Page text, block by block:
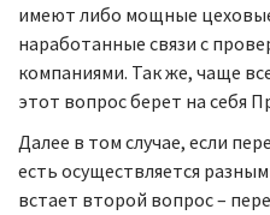
имеют либо мощные
наработанные связи с
компаниями. Так же, чаще
этот вопрос берет на себя
Далее в том случае, если
есть осуществляется
встает второй вопрос –